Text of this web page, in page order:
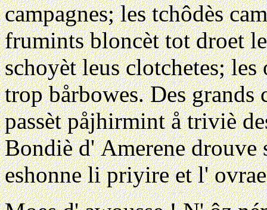
campagnes; les tchôdès
frumints bloncèt tot droet
schoyèt leus clotchetes;
trop bårbowes. Des grands
passèt påjhirmint å triviè
Bondiè d' Amerene drouve
eshonne li priyire et l'